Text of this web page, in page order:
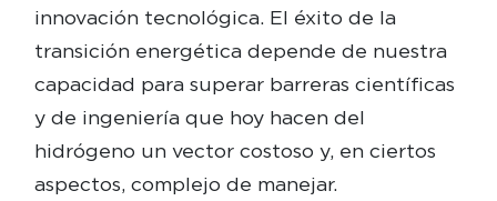
innovación tecnológica. El éxito de la
transición energética depende de nuestra
capacidad para superar barreras científicas
y de ingeniería que hoy hacen del
hidrógeno un vector costoso y, en ciertos
aspectos, complejo de manejar.